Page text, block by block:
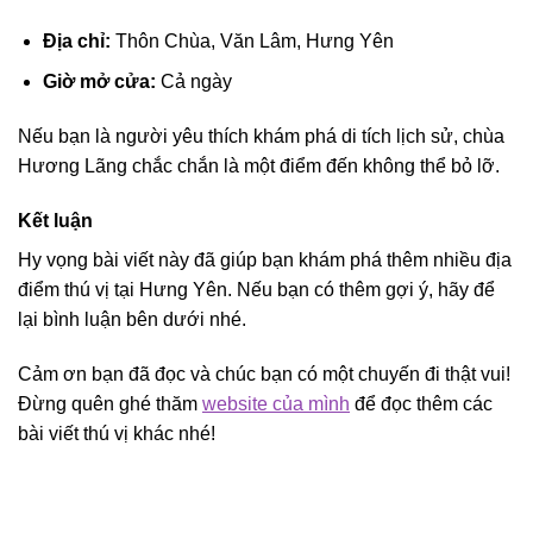
Địa chỉ: Thôn Chùa, Văn Lâm, Hưng Yên
Giờ mở cửa: Cả ngày
Nếu bạn là người yêu thích khám phá di tích lịch sử, chùa
Hương Lãng chắc chắn là một điểm đến không thể bỏ lỡ.
Kết luận
Hy vọng bài viết này đã giúp bạn khám phá thêm nhiều địa
điểm thú vị tại Hưng Yên. Nếu bạn có thêm gợi ý, hãy để
lại bình luận bên dưới nhé.
Cảm ơn bạn đã đọc và chúc bạn có một chuyến đi thật vui!
Đừng quên ghé thăm website của mình để đọc thêm các
bài viết thú vị khác nhé!